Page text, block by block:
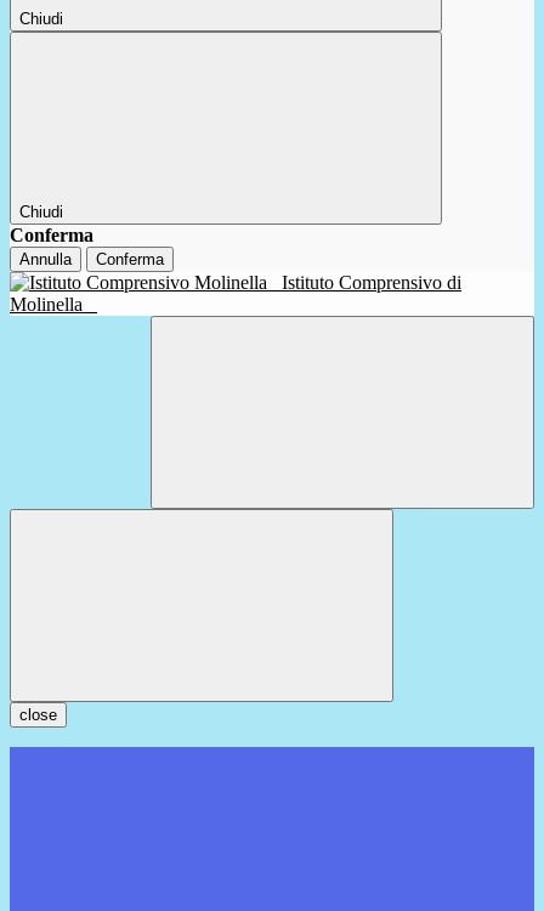
Chiudi
Chiudi
Conferma
Annulla Conferma
Istituto Comprensivo di
Molinella
close